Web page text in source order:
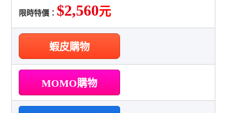
限時特價： $2,560元
蝦皮購物
MOMO購物